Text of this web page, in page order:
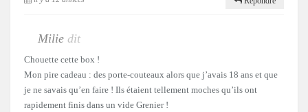
Milie dit
Chouette cette box !
Mon pire cadeau : des porte-couteaux alors que j’avais 18 ans et que
je ne savais qu’en faire ! Ils étaient tellement moches qu’ils ont
rapidement finis dans un vide Grenier !